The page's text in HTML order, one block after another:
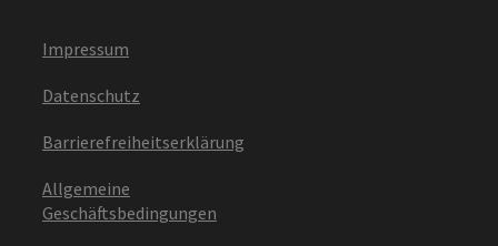
Impressum
Datenschutz
Barrierefreiheitserklärung
Allgemeine
Geschäftsbedingungen